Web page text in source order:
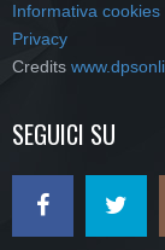
Informativa cookies
Privacy
Credits
SEGUICI SU